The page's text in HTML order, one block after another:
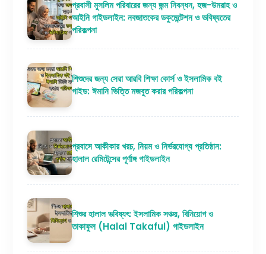
প্রবাসী মুসলিম পরিবারের জন্য জন্ম নিবন্ধন, হজ-উমরাহ ও
আইনি গাইডলাইন: নবজাতকের ডকুমেন্টেশন ও ভবিষ্যতের
পরিকল্পনা
শিশুদের জন্য সেরা আরবি শিক্ষা কোর্স ও ইসলামিক বই
গাইড: ঈমানি ভিত্তি মজবুত করার পরিকল্পনা
প্রবাসে আকীকার খরচ, নিয়ম ও নির্ভরযোগ্য প্রতিষ্ঠান:
হালাল রেমিটেন্সের পূর্ণাঙ্গ গাইডলাইন
শিশুর হালাল ভবিষ্যৎ: ইসলামিক সঞ্চয়, বিনিয়োগ ও
তাকাফুল (Halal Takaful) গাইডলাইন